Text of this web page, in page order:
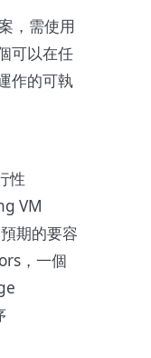
，需使用
可以在任
作的可執
性
VM
期的要容
，一個